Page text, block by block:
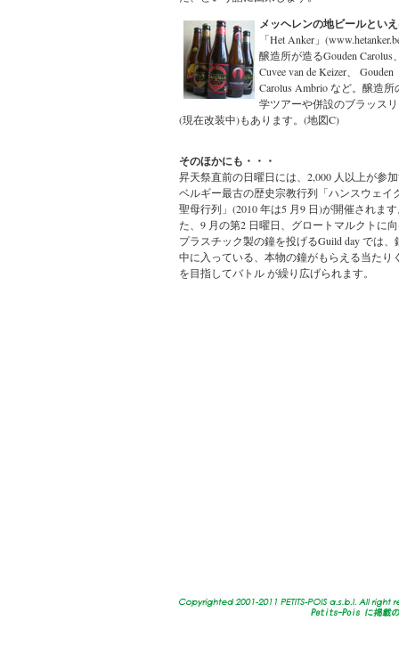
メッヘレンの地ビールとい
「Het Anker」
醸造所が造るGouden Carolus
Cuvee van de Keizer、 Gouden
Carolus Ambrio など。醸造所
学ツアーや併設のブラッス
(現在改装中)もあります。(地図C)
そのほかにも・・・
昇天祭直前の日曜日には、2,000 人以上が参
ベルギー最古の歴史宗教行列「ハンスウェイ
聖母行列」(2010 年は5 月9 日)が開催されま
た、9 月の第2 日曜日、グロートマルクトに
プラスチック製の鐘を投げるGuild day では、
中に入っている、本物の鐘がもらえる当たり
を目指してバトル が繰り広げられます。